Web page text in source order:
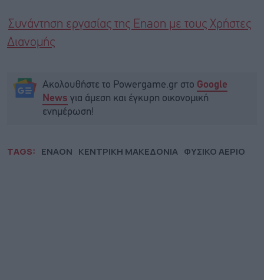
Συνάντηση εργασίας της Enaon με τους Χρήστες
Διανομής
Ακολουθήστε το Powergame.gr στο Google
News για άμεση και έγκυρη οικονομική
ενημέρωση!
TAGS: ENAON ΚΕΝΤΡΙΚΗ ΜΑΚΕΔΟΝΙΑ ΦΥΣΙΚΟ ΑΕΡΙΟ